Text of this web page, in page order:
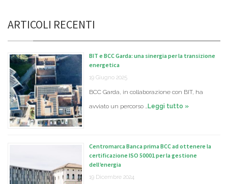
ARTICOLI RECENTI
BIT e BCC Garda: una sinergia per la transizione
energetica
19 Giugno 2025
BCC Garda, in collaborazione con BIT, ha
avviato un percorso … Leggi tutto »
Centromarca Banca prima BCC ad ottenere la
certificazione ISO 50001 per la gestione
dell’energia
19 Dicembre 2024